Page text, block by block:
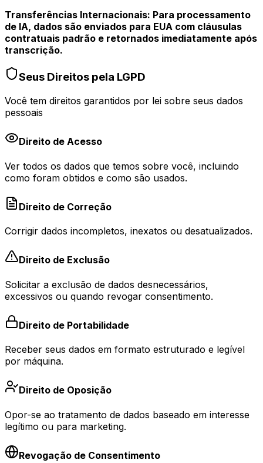
Transferências Internacionais: Para processamento
de IA, dados são enviados para EUA com cláusulas
contratuais padrão e retornados imediatamente após
transcrição.
Seus Direitos pela LGPD
Você tem direitos garantidos por lei sobre seus dados
pessoais
Direito de Acesso
Ver todos os dados que temos sobre você, incluindo
como foram obtidos e como são usados.
Direito de Correção
Corrigir dados incompletos, inexatos ou desatualizados.
Direito de Exclusão
Solicitar a exclusão de dados desnecessários,
excessivos ou quando revogar consentimento.
Direito de Portabilidade
Receber seus dados em formato estruturado e legível
por máquina.
Direito de Oposição
Opor-se ao tratamento de dados baseado em interesse
legítimo ou para marketing.
Revogação de Consentimento